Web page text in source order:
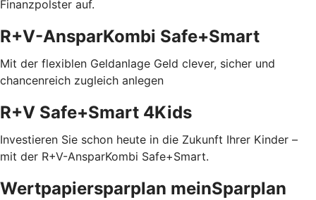
Finanzpolster auf.
R+V-AnsparKombi Safe+Smart
Mit der flexiblen Geldanlage Geld clever, sicher und
chancenreich zugleich anlegen
R+V Safe+Smart 4Kids
Investieren Sie schon heute in die Zukunft Ihrer Kinder –
mit der R+V-AnsparKombi Safe+Smart.
Wertpapiersparplan meinSparplan